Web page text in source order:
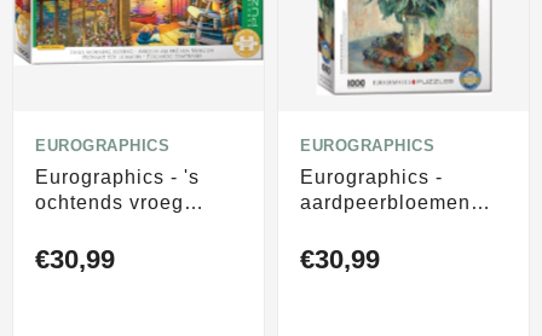
EUROGRAPHICS
Eurographics - 's
ochtends vroeg
morning fishing] -
dominic davison -
€30,99
EUROGRAPHICS
Eurographics -
aardpeerbloemen
claude monet - 1000
stukjes 48×68cm
€30,99